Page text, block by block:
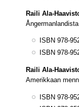
Raili Ala-
ISBN 978-
ISBN 978-
Raili Ala-
Amerikkaan
ISBN 978-